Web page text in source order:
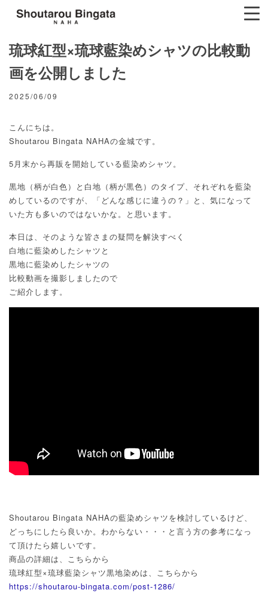
琉球紅型×琉球藍染めシャツの比較動
画を公開しました
2025/06/09
こんにちは。
Shoutarou Bingata NAHAの金城です。
5月末から再販を開始している藍染めシャツ。
黒地（柄が白色）と白地（柄が黒色）のタイプ、それぞれを藍染
めしているのですが、「どんな感じに違うの？」と、気になって
いた方も多いのではないかな。と思います。
本日は、そのような皆さまの疑問を解決すべく
白地に藍染めしたシャツと
黒地に藍染めしたシャツの
比較動画を撮影しましたので
ご紹介します。
Shoutarou Bingata NAHAの藍染めシャツを検討しているけど、
どっちにしたら良いか。わからない・・・と言う方の参考になっ
て頂けたら嬉しいです。
商品の詳細は、こちらから
琉球紅型×琉球藍染シャツ黒地染めは、こちらから
https://shoutarou-bingata.com/post-1286/